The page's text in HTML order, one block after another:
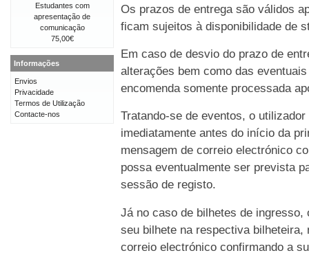
Os prazos de entrega são válidos
ficam sujeitos à disponibilidade de
Em caso de desvio do prazo de
alterações bem como das
encomenda somente processada
Tratando-se de eventos, o
imediatamente antes do início da
mensagem de correio electrónico
possa eventualmente ser prevista
sessão de registo.
Já no caso de bilhetes de
seu bilhete na respectiva bilheteira,
correio electrónico confirmando a
Estudantes com
apresentação de
comunicação
75,00€
Informações
Envios
Privacidade
Termos de Utilização
Contacte-nos